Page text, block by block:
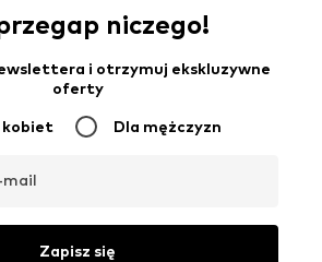
niczego!
i otrzymuj ekskluzywne
oferty
kobiet Dla mężczyzn
mail
Zapisz się